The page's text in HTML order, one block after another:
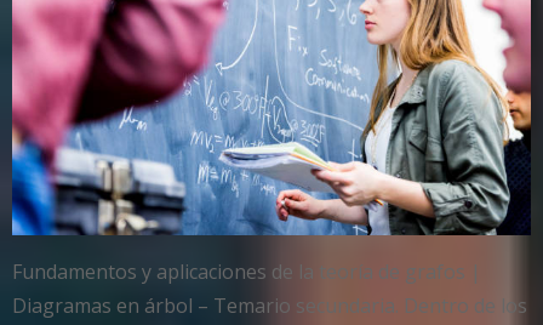
Fundamentos y aplicaciones de la teoría de grafos |
Diagramas en árbol – Temario secundaria. Dentro de los